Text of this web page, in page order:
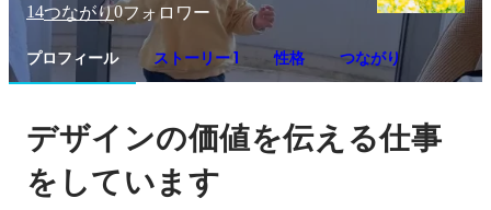
14つながり0フォロワー
プロフィール ストーリー 1 性格 つながり
デザインの価値を伝える仕事
をしています